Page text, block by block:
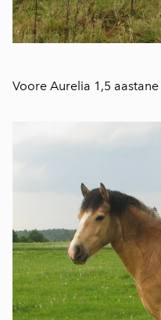
Voore Aurelia 1,5